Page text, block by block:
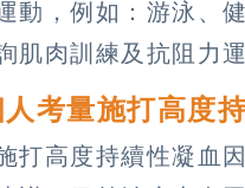
動，例如：游泳、
肌肉訓練及抗阻力
考量施打高度
打高度持續性凝血